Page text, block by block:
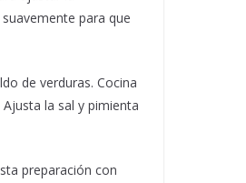
para que
de verduras. Cocina
la sal y pimienta
preparación con